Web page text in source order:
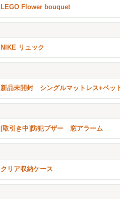
LEGO Flower bouquet
NIKE リュック
新品未開封 シングルマットレス+ベッ
[取引き中]防犯ブザー 窓アラーム
クリア収納ケース